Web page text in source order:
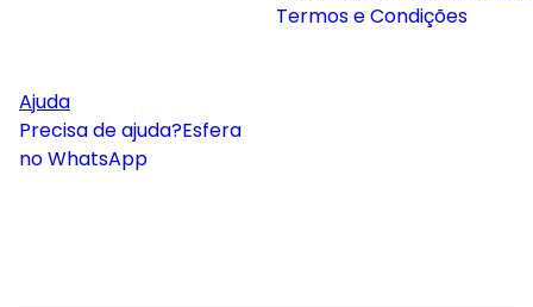
Termos e Condições
Ajuda
Precisa de ajuda?Esfera
no WhatsApp